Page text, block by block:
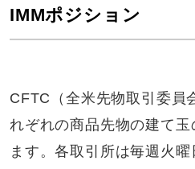
IMMポジション
CFTC（全米先物取引委員
れぞれの商品先物の建て
ます。各取引所は毎週火